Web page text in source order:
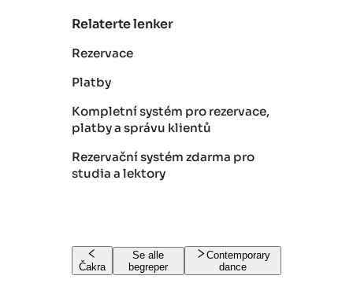
Relaterte lenker
Rezervace
Platby
Kompletní systém pro rezervace,
platby a správu klientů
Rezervační systém zdarma pro
studia a lektory
Čakra
Se alle
begreper
Contemporary
dance